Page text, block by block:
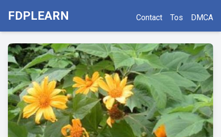
FDPLEARN Contact Tos DMCA